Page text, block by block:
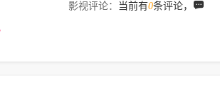
影视评论： 当前有0条评论，